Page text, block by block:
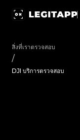
สิ่งที่เราตรวจสอบ
/
DJI บริการตรวจสอบ